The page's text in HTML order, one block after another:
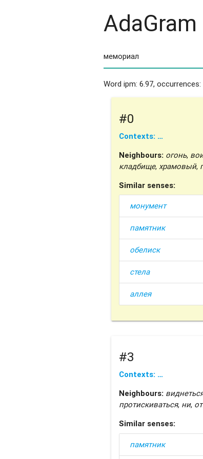
AdaGram
Word ipm: 6.97, occurrences:
#0
Contexts: …
Neighbours: огонь,
кладбище, храмовый,
Similar senses:
монумент
памятник
обелиск
стела
аллея
#3
Contexts: …
Neighbours:
протискиваться, ни,
Similar senses:
памятник